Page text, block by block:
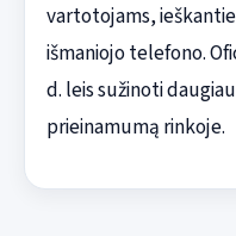
vartotojams,
išmaniojo telefono.
d. leis sužinoti
prieinamumą rinkoje.